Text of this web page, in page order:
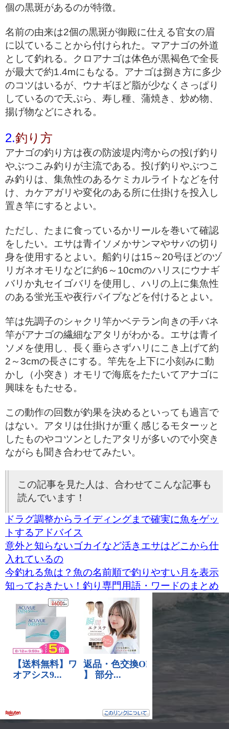
個の黒斑があるのが特徴。
名前の由来は2個の黒斑が御殿に仕える官女の眉
に以ていることから付けられた。マアナゴの外道
として釣れる。クロアナゴは体色が黒褐色で全長
が最大で約1.4mにもなる。アナゴは捌き方に多少
のコツはいるが、ウナギほど脂が少なくさっぱり
しているので天ぷら、寿し種、蒲焼き、炒め物、
揚げ物などにされる。
2.釣り方
アナゴの釣り方は夜の防波堤内湾からの投げ釣り
やぶつこみ釣りが主流である。投げ釣りやぶつこ
み釣りは、集魚性のあるケミカルライトなどを付
け、カケアガリや変化のある所に仕掛けを投入し
置き竿にするとよい。
ただし、たまに食っているかリールを巻いて確認
をしたい。エサは青イソメかサンマやサバの切り
身を使用するとよい。船釣りは15～20号ほどのヅ
リガネオモリなどに約6～10cmのハリスにウナギ
バリか丸セイゴバリを使用し、ハリの上に集魚性
のある蛍光玉や夜行パイプなどを付けるとよい。
竿は先調子のシャクリ竿かベテラン向きの手バネ
竿がアナゴの繊細なアタリがわかる。エサは青イ
ソメを使用し、長く垂らさずハリにこき上げて約
2～3cmの長さにする。竿先を上下に小刻みに動
かし（小突き）オモリで海底をたたいてアナゴに
興味をもたせる。
この動作の回数が釣果を決めるといっても過言で
はない。アタリは仕掛けが重く感じるモターッと
したものやコツンとしたアタリが多いので小突き
ながらも聞き合わせてみたい。
この記事を見た人は、合わせてこんな記事も
読んでいます！
ドラグ調整からライディングまで確実に魚をゲッ
トするアドバイス
意外と知らないゴカイなど活きエサはどこから仕
入れているの
今釣れる魚は？魚の名前順で釣りやすい月を表示
知っておきたい！釣り専門用語・ワードのまとめ